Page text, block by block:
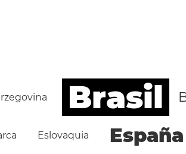
Brasil
Eslovaquia España